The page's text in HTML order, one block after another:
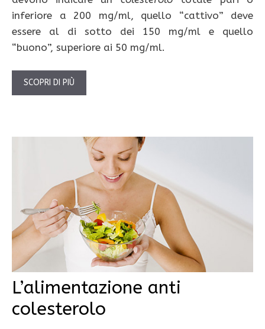
inferiore a 200 mg/ml, quello “cattivo” deve
essere al di sotto dei 150 mg/ml e quello
“buono”, superiore ai 50 mg/ml.
SCOPRI DI PIÙ
L’alimentazione anti
colesterolo